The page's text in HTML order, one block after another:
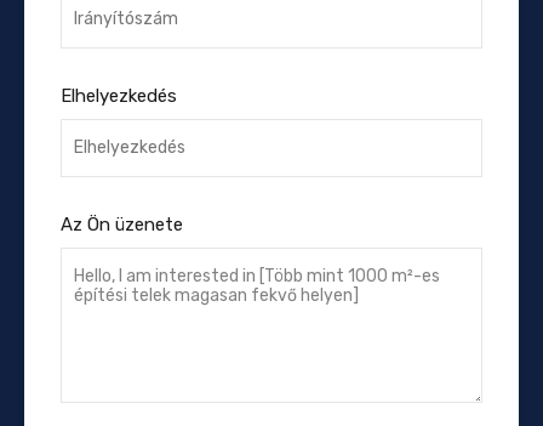
Elhelyezkedés
Az Ön üzenete